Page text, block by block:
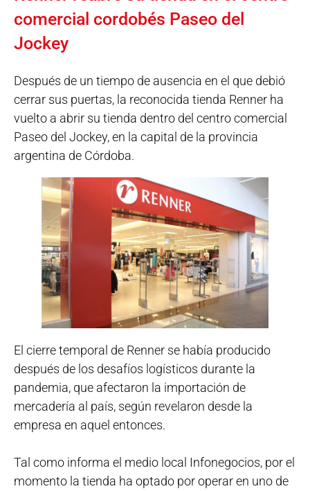
comercial cordobés Paseo del
Jockey
Después de un tiempo de ausencia en el que debió
cerrar sus puertas, la reconocida tienda Renner ha
vuelto a abrir su tienda dentro del centro comercial
Paseo del Jockey, en la capital de la provincia
argentina de Córdoba.
El cierre temporal de Renner se había producido
después de los desafíos logísticos durante la
pandemia, que afectaron la importación de
mercadería al país, según revelaron desde la
empresa en aquel entonces.
Tal como informa el medio local Infonegocios, por el
momento la tienda ha optado por operar en uno de